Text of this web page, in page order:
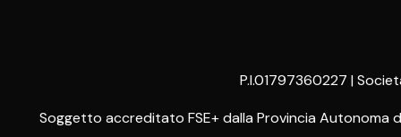
P.I.01797360227 |
Soggetto accreditato FSE+ dalla Provincia Autonoma